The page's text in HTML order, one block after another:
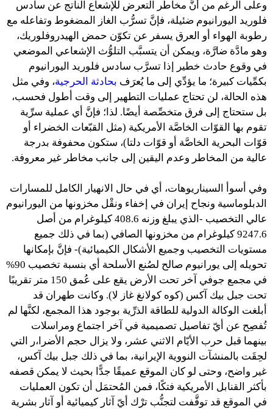
وعلى الرغم من أنَّ مخاطر التعرض للإشعاع الناتج عن سادس
فلوريد اليورانيوم ضئيلة، فإنَّ تسرُّب الغاز المضغوط وتفاعله مع
رطوبة الهواء أو العرق يسفر عن تكوّن حمض الهيدروفلوريك،
وهو مادَّة ضارَّة، ويمكن أن يتسبَّب التلوُّث الإشعاعي الموضعي
في وقوع حادث خطير إذا تسرَّب سادس فلوريد اليورانيوم
بكمِّيات كبيرة؛ ما يؤدِّي إلى ما يُعرَف بحادثة الحرجية، وفي مثل
هذه الحالة، لن تحتاج عمليات التطهير إلى وقت أطول فحسب،
بل ستحتاج إلى فرق متخصِّصة أيضًا. لذا؛ فإنَّ أي عملية سرِّية
تقوم بها القوّات الخاصَّة الأمريكية (مثل القبّعات الخضراء أو
قوّات البحرية الخاصَّة أو قوّات دلتا)، ستكون محفوفة بدرجة
عالية من المخاطر وعدم اليقين إلى جانب مخاطر غير معروفة.
وفي أسوأ السيناريوهات، أي في حال الانهيار الكامل للمسارات
الدبلوماسية ونجاح إيران في إخفاء ونقْل مخزونها من اليورانيوم
عالي التخصيب -الذي يبلغ وزنه 408.6 كيلوغرام من أصل
9247.6 كيلوغرام من مخزونها الصافي (بما في ذلك جميع
مستويات التخصيب وجميع الأشكال الكيميائية)- فإنَّ بإمكانها
تحويله إلى يورانيوم صالح لصُنع الأسلحة أي بنسبة تخصيب 90%
في مجمع جوفي آخر تحت الأرض يقع على عُمق 150 متر تقريبًا
تحت جبل بيك آكس (كوه كولانغ غاز لا). وكانت طهران قد
أبلغت الوكالة الدولية للطاقة الذرِّية بوجود هذا المجمع، لكنَّها لم
تُفصِح عن أيّ تفاصيل تصميمية في آخر اجتماع ومراسلات
بينهما قبل حرب الأيّام الاثني عشر، ولا يزال حجم الأضرا،ر التي
لحِقَت بالمنشآت النووية الإيرانية، بما في ذلك جبل بيك آكس،
غير واضح، وحتى لو كان الموقع عميقًا جدًّا بحيث لا يمكن قصفه
بأكثر القنابل الأمريكية فتكًا، فمن المُحتمَل أن تكون العمليات
في الموقع قد توقَّفت لتجنُّب ترْك أيّ آثار كيميائية أو آثار بشرية